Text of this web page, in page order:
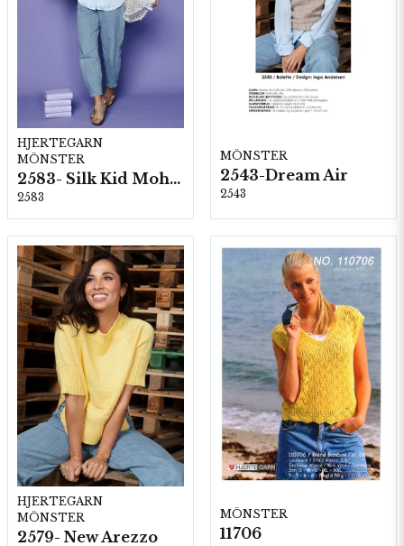
HJERTEGARN
MÖNSTER
2583- Silk Kid Mohair
2583
MÖNSTER
2543-Dream Air
2543
HJERTEGARN
MÖNSTER
2579- New Arezzo
MÖNSTER
11706